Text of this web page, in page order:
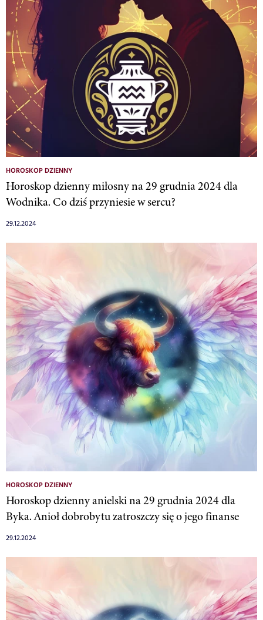
HOROSKOP DZIENNY
Horoskop dzienny miłosny na 29 grudnia 2024 dla
Wodnika. Co dziś przyniesie w sercu?
29.12.2024
HOROSKOP DZIENNY
Horoskop dzienny anielski na 29 grudnia 2024 dla
Byka. Anioł dobrobytu zatroszczy się o jego finanse
29.12.2024